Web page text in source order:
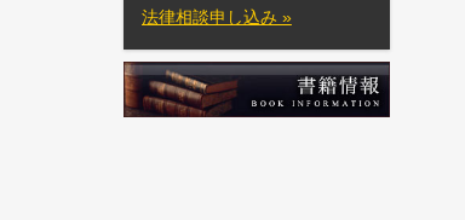
法律相談申し込み »